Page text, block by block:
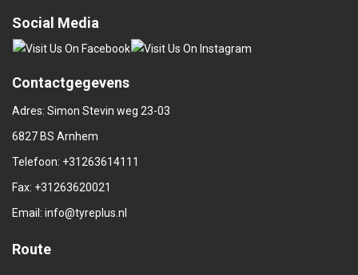
Social Media
Contactgegevens
Adres: Simon Stevin weg 23-03
6827 BS Arnhem
Telefoon: +31263614111
Fax: +31263620021
Email: info@tyreplus.nl
Route